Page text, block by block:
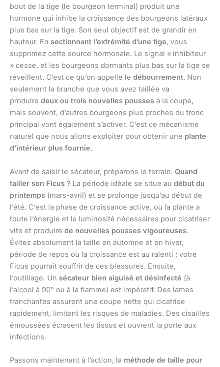
bout de la tige (le bourgeon terminal) produit une
hormone qui inhibe la croissance des bourgeons latéraux
plus bas sur la tige. Son seul objectif est de grandir en
hauteur. En sectionnant l’extrémité d’une tige, vous
supprimez cette source hormonale. Le signal « inhibiteur
» cesse, et les bourgeons dormants plus bas sur la tige se
réveillent. C’est ce qu’on appelle le débourrement. Non
seulement la branche que vous avez taillée va
produire deux ou trois nouvelles pousses à la coupe,
mais souvent, d’autres bourgeons plus proches du tronc
principal vont également s’activer. C’est ce mécanisme
naturel que nous allons exploiter pour obtenir une plante
d’intérieur plus fournie.
Avant de saisir le sécateur, préparons le terrain. Quand
tailler son Ficus ? La période idéale se situe au début du
printemps (mars-avril) et se prolonge jusqu’au début de
l’été. C’est la phase de croissance active, où la plante a
toute l’énergie et la luminosité nécessaires pour cicatriser
vite et produire de nouvelles pousses vigoureuses.
Évitez absolument la taille en automne et en hiver,
période de repos où la croissance est au ralenti ; votre
Ficus pourrait souffrir de ces blessures. Ensuite,
l’outillage. Un sécateur bien aiguisé et désinfecté (à
l’alcool à 90° ou à la flamme) est impératif. Des lames
tranchantes assurent une coupe nette qui cicatrise
rapidement, limitant les risques de maladies. Des cisailles
émoussées écrasent les tissus et ouvrent la porte aux
infections.
Passons maintenant à l’action, la méthode de taille pour